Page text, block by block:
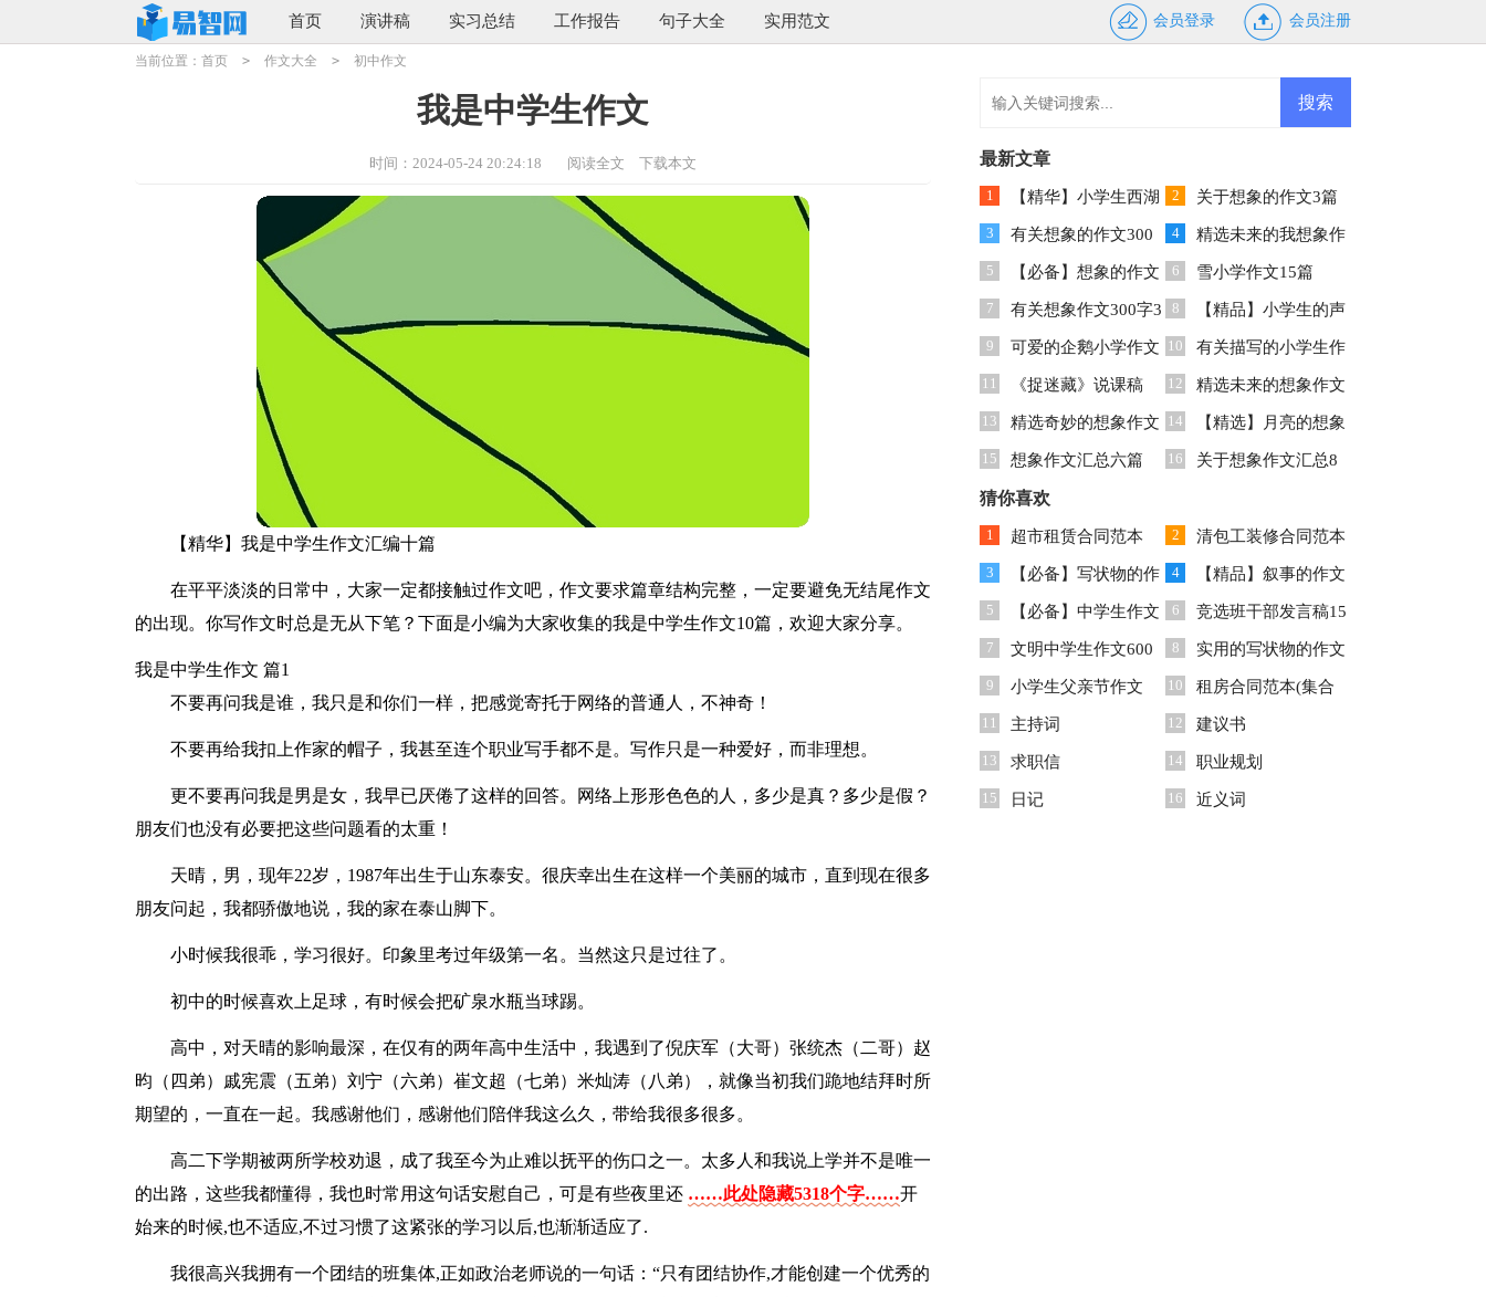
首页 演讲稿 实习总结 工作报告 句子大全 实用范文 会员登录 会员注册
当前位置： 首页 > 作文大全 > 初中作文
我是中学生作文
时间：2024-05-24 20:24:18 阅读全文 下载本文
【精华】我是中学生作文汇编十篇
在平平淡淡的日常中，大家一定都接触过作文吧，作文要求篇章结构完整，一定要避免无结尾作文
的出现。你写作文时总是无从下笔？下面是小编为大家收集的我是中学生作文10篇，欢迎大家分享。
我是中学生作文 篇1
不要再问我是谁，我只是和你们一样，把感觉寄托于网络的普通人，不神奇！
不要再给我扣上作家的帽子，我甚至连个职业写手都不是。写作只是一种爱好，而非理想。
更不要再问我是男是女，我早已厌倦了这样的回答。网络上形形色色的人，多少是真？多少是假？
朋友们也没有必要把这些问题看的太重！
天晴，男，现年22岁，1987年出生于山东泰安。很庆幸出生在这样一个美丽的城市，直到现在很多
朋友问起，我都骄傲地说，我的家在泰山脚下。
小时候我很乖，学习很好。印象里考过年级第一名。当然这只是过往了。
初中的时候喜欢上足球，有时候会把矿泉水瓶当球踢。
高中，对天晴的影响最深，在仅有的两年高中生活中，我遇到了倪庆军（大哥）张统杰（二哥）赵
昀（四弟）戚宪震（五弟）刘宁（六弟）崔文超（七弟）米灿涛（八弟），就像当初我们跪地结拜时所
期望的，一直在一起。我感谢他们，感谢他们陪伴我这么久，带给我很多很多。
高二下学期被两所学校劝退，成了我至今为止难以抚平的伤口之一。太多人和我说上学并不是唯一
的出路，这些我都懂得，我也时常用这句话安慰自己，可是有些夜里还 ……此处隐藏5318个字……开
始来的时候,也不适应,不过习惯了这紧张的学习以后,也渐渐适应了.
我很高兴我拥有一个团结的班集体,正如政治老师说的一句话：“只有团结协作,才能创建一个优秀的
最新文章
1 【精华】小学生西湖
的作文10篇
2 关于想象的作文3篇
3 有关想象的作文300
字8篇
4 精选未来的我想象作
文合集9篇
5 【必备】想象的作文
汇总六篇
6 雪小学作文15篇
7 有关想象作文300字3
篇
8 【精品】小学生的声
音的作文三篇
9 可爱的企鹅小学作文 10 有关描写的小学生作
文合集7篇
11 《捉迷藏》说课稿 12 精选未来的想象作文
合集五篇
13 精选奇妙的想象作文
汇总九篇
14 【精选】月亮的想象
作文锦集九篇
15 想象作文汇总六篇 16 关于想象作文汇总8
猜你喜欢
1 超市租赁合同范本 2 清包工装修合同范本
3 【必备】写状物的作
文10篇
4 【精品】叙事的作文
600字3篇
5 【必备】中学生作文
600字合集七篇
6 竞选班干部发言稿15
篇
7 文明中学生作文600
字汇编9篇
8 实用的写状物的作文
集合六篇
9 小学生父亲节作文 10 租房合同范本(集合
15篇)
11 主持词 12 建议书
13 求职信 14 职业规划
15 日记 16 近义词